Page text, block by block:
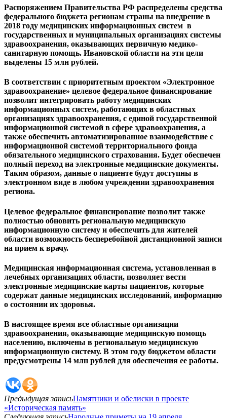
Распоряжением Правительства РФ распределены средства
федерального бюджета регионам страны на внедрение в
2018 году медицинских информационных систем в
государственных и муниципальных организациях системы
здравоохранения, оказывающих первичную медико-
санитарную помощь. Ивановской области на эти цели
выделены 15 млн рублей.
В соответствии с приоритетным проектом «Электронное
здравоохранение» целевое федеральное финансирование
позволит интегрировать работу медицинских
информационных систем, работающих в областных
организациях здравоохранения, с единой государственной
информационной системой в сфере здравоохранения, а
также обеспечить автоматизированное взаимодействие с
информационной системой территориального фонда
обязательного медицинского страхования. Будет обеспечен
полный переход на электронные медицинские документы.
Таким образом, данные о пациенте будут доступны в
электронном виде в любом учреждении здравоохранения
региона.
Целевое федеральное финансирование позволит также
полностью обновить региональную медицинскую
информационную систему и обеспечить для жителей
области возможность бесперебойной дистанционной записи
на прием к врачу.
Медицинская информационная система, установленная в
лечебных организациях области, позволяет вести
электронные медицинские карты пациентов, которые
содержат данные медицинских исследований, информацию
о состоянии их здоровья.
В настоящее время все областные организации
здравоохранения, оказывающие медицинскую помощь
населению, включены в региональную медицинскую
информационную систему. В этом году бюджетом области
предусмотрены 14 млн рублей для обеспечения ее работы.
Предыдущая записьПамятники и обелиски в проекте
«Историческая память»